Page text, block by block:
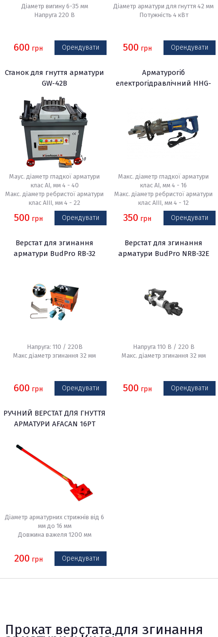
Діаметр вигину 6-35 мм
Напруга 220 В
600 грн Орендувати
Діаметр арматури для гнуття 42 мм
Потужність 4 кВт
500 грн Орендувати
Станок для гнуття арматури
GW-42B
Маус. діаметр гладкої арматури
клас АI, мм 4 - 40
Макс. діаметр ребристої арматури
клас АІІІ, мм 4 - 22
500 грн Орендувати
Арматурогіб
електрогідравлічний HHG-
Макс. діаметр гладкої арматури
клас АI, мм 4 - 16
Макс. діаметр ребристої арматури
клас АІІІ, мм 4 - 12
350 грн Орендувати
Верстат для згинання
арматури BudPro RB-32
Напруга: 110 / 220В
Макс діаметр згинання 32 мм
600 грн Орендувати
Верстат для згинання
арматури BudPro NRB-32E
Напруга 110 В / 220 В
Макс. діаметр згинання 32 мм
500 грн Орендувати
РУЧНИЙ ВЕРСТАТ ДЛЯ ГНУТТЯ
АРМАТУРИ AFACAN 16PT
Діаметр арматурних стрижнів від 6
мм до 16 мм
Довжина важеля 1200 мм
200 грн Орендувати
Прокат верстата для згинання